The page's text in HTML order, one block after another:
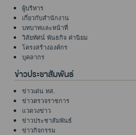
ผู้บริหาร
เกี่ยวกับสำนักงาน
บทบาทและหน้าที่
วิสัยทัศน์ พันธกิจ ค่านิยม
โครงสร้างองค์กร
บุคลากร
ข่าวประชาสัมพันธ์
ข่าวเด่น ทส.
ข่าวตรวจราชการ
แวดวงข่าว
ข่าวประชาสัมพันธ์
ข่าวกิจกรรม